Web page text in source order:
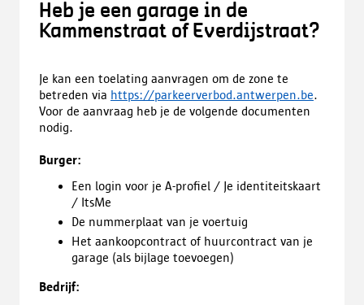
Heb je een garage in de
Kammenstraat of Everdijstraat?
Je kan een toelating aanvragen om de zone te
betreden via https://parkeerverbod.antwerpen.be.
Voor de aanvraag heb je de volgende documenten
nodig.
Burger:
Een login voor je A-profiel / Je identiteitskaart
/ ItsMe
De nummerplaat van je voertuig
Het aankoopcontract of huurcontract van je
garage (als bijlage toevoegen)
Bedrijf: